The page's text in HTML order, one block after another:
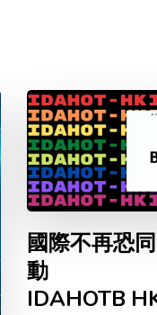
國際不再恐
動
IDAHOTB